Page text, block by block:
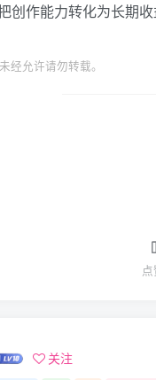
创作能力转化为长期收
经允许请勿转载。
关注